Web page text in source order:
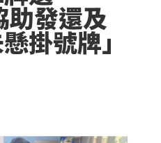
助發還及
掛號牌」